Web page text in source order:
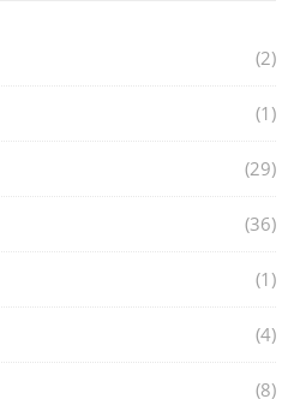
(2)
(1)
(29)
(36)
(1)
(4)
(8)